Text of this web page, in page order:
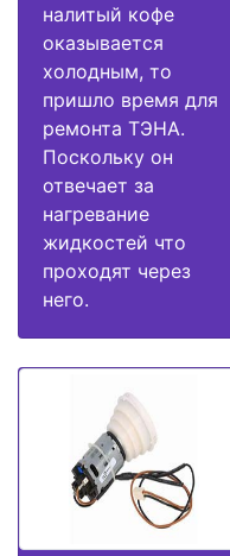
налитый кофе
оказывается
холодным, то
пришло время для
ремонта ТЭНА.
Поскольку он
отвечает за
нагревание
жидкостей что
проходят через
него.